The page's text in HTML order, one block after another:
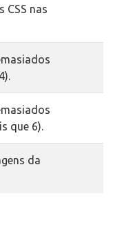
CSS nas
que 6).
da